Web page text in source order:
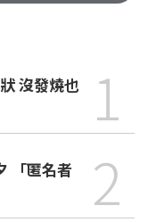
1
「匿名者
2